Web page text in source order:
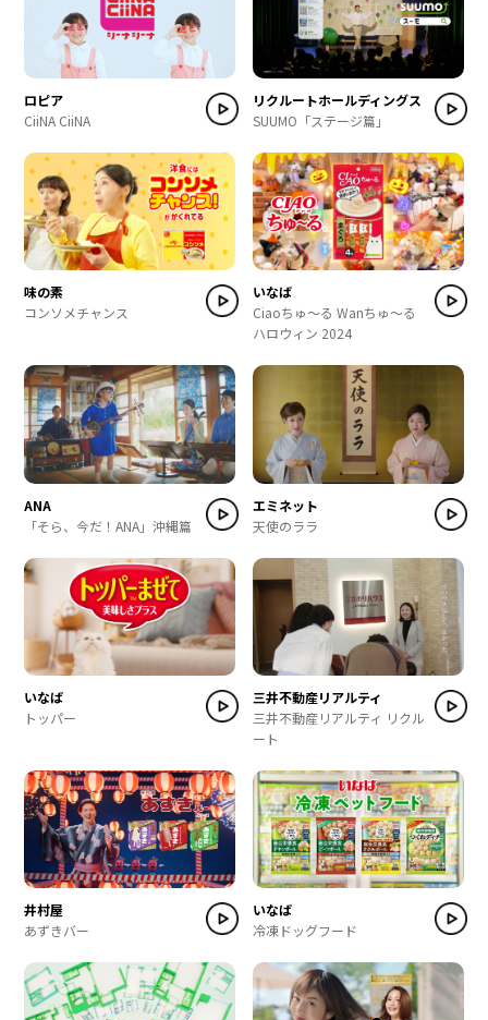
ロピア
CiiNA CiiNA
リクルートホールディングス
SUUMO「ステージ篇」
味の素
コンソメチャンス
いなば
Ciaoちゅ～る Wanちゅ～る
ハロウィン 2024
ANA
「そら、今だ！ANA」沖縄篇
エミネット
天使のララ
いなば
トッパー
三井不動産リアルティ
三井不動産リアルティ リクル
ート
井村屋
あずきバー
いなば
冷凍ドッグフード